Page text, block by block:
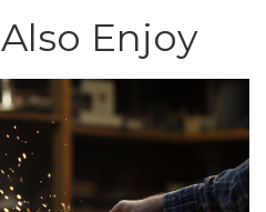
Enjoy